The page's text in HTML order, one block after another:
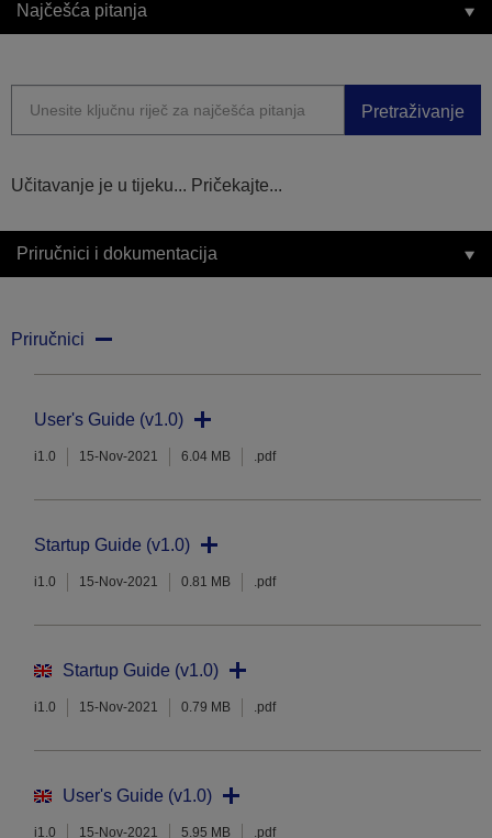
Najčešća pitanja
Pretraživanje
Učitavanje je u tijeku... Pričekajte...
Priručnici i dokumentacija
Priručnici
User's Guide (v1.0)
i1.0 15-Nov-2021 6.04 MB .pdf
Startup Guide (v1.0)
i1.0 15-Nov-2021 0.81 MB .pdf
Startup Guide (v1.0)
i1.0 15-Nov-2021 0.79 MB .pdf
User's Guide (v1.0)
i1.0 15-Nov-2021 5.95 MB .pdf